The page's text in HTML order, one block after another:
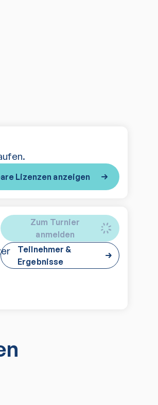
Lizenzen anzeigen
Zum Turnier
anmelden
Teilnehmer &
Ergebnisse